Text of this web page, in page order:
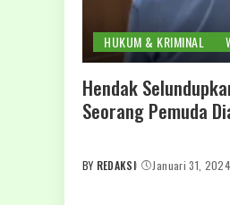
HUKUM & KRIMINAL
Hendak
Seorang Pemuda
POSTED
BY REDAKSI Januari 31, 2024